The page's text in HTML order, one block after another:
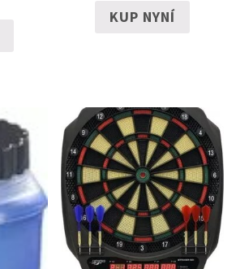
KUP NYNÍ